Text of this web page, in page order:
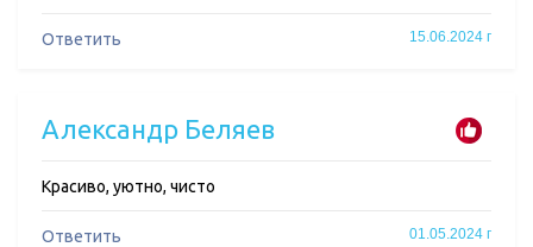
Ответить 15.06.2024 г
Александр Беляев
Красиво, уютно, чисто
Ответить 01.05.2024 г